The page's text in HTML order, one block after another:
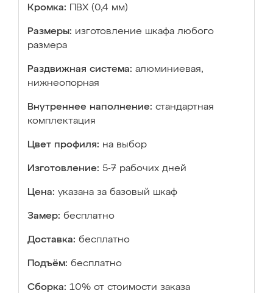
Кромка: ПВХ (0,4 мм)
Размеры: изготовление шкафа любого
размера
Раздвижная система: алюминиевая,
нижнеопорная
Внутреннее наполнение: стандартная
комплектация
Цвет профиля: на выбор
Изготовление: 5-7 рабочих дней
Цена: указана за базовый шкаф
Замер: бесплатно
Доставка: бесплатно
Подъём: бесплатно
Сборка: 10% от стоимости заказа